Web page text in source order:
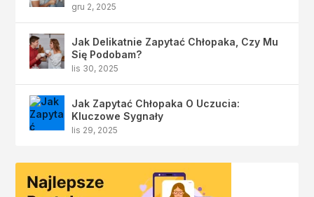
gru 2, 2025
Jak Delikatnie Zapytać Chłopaka, Czy Mu
Się Podobam?
lis 30, 2025
Jak Zapytać Chłopaka O Uczucia:
Kluczowe Sygnały
lis 29, 2025